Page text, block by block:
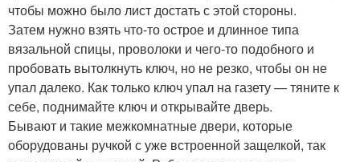
чтобы можно было лист достать с этой стороны.
Затем нужно взять что-то острое и длинное типа
вязальной спицы, проволоки и чего-то подобного и
пробовать вытолкнуть ключ, но не резко, чтобы он не
упал далеко. Как только ключ упал на газету — тяните к
себе, поднимайте ключ и открывайте дверь.
Бывают и такие межкомнатные двери, которые
оборудованы ручкой с уже встроенной защелкой, так